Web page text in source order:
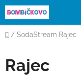
Prejsť
na
obsah
Domov
/ SodaStream Rajec
Rajec